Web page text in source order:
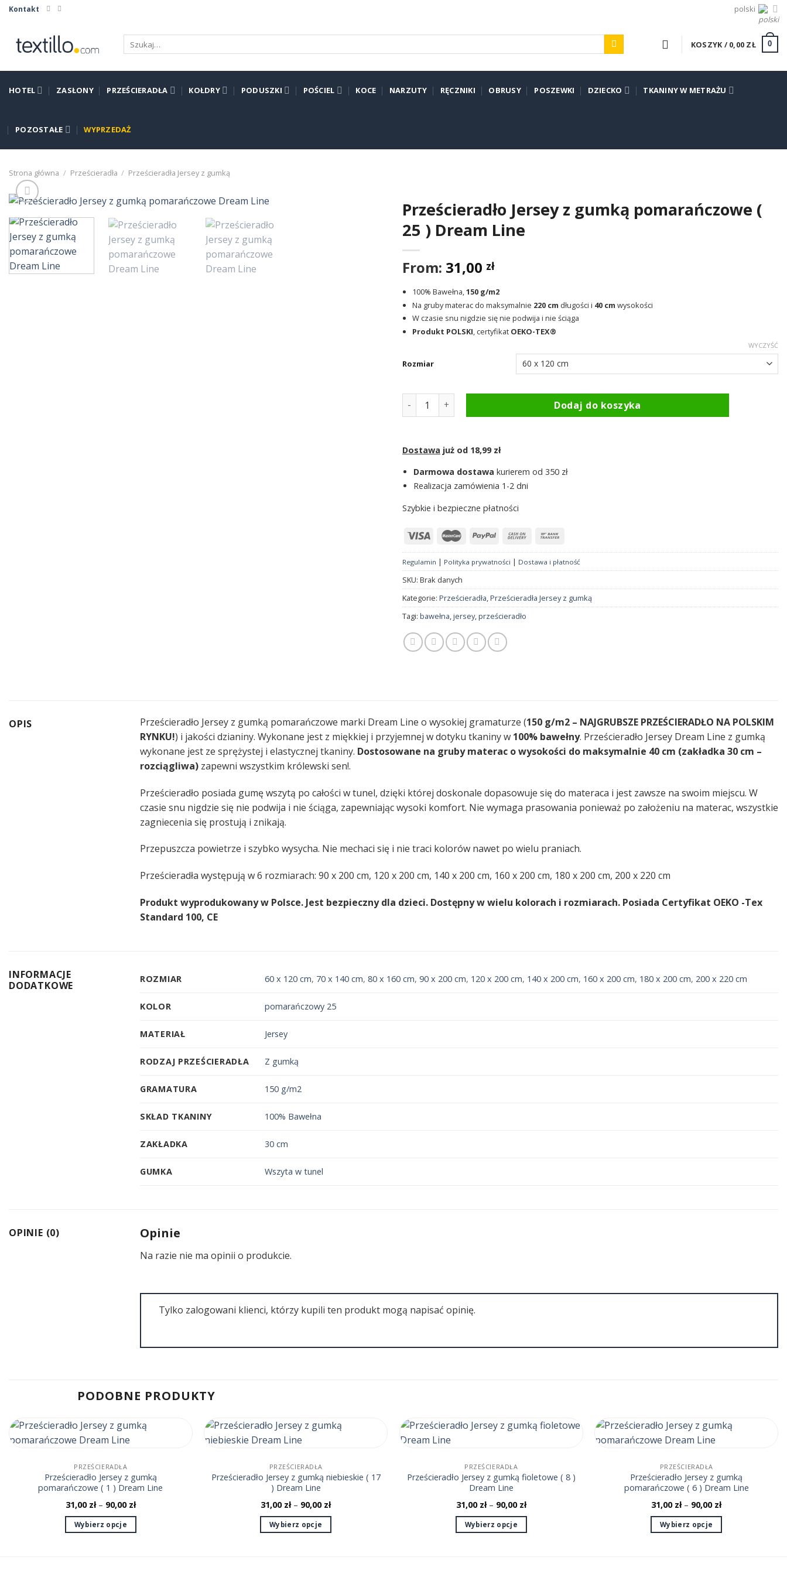
Skip
content
Kontakt polski
Szukaj: KOSZYK / 0,00 ZŁ 0
HOTEL ZASŁONY PRZEŚCIERADŁA KOŁDRY PODUSZKI POŚCIEL KOCE NARZUTY RĘCZNIKI OBRUSY POSZEWKI DZIECKO TKANINY W METRAŻU
POZOSTAŁE WYPRZEDAŻ
Strona główna / Prześcieradła / Prześcieradła Jersey z gumką
Prześcieradło Jersey z gumką pomarańczowe (
25 ) Dream Line
From: 31,00 zł
100% Bawełna,150 g/m2
Na gruby materac do maksymalnie 220 cm długości i 40 cm wysokości
W czasie snu nigdzie się nie podwija i nie ściąga
Produkt POLSKI, certyfikat OEKO-TEX®
Rozmiar
WYCZYŚĆ
ilość Prześcieradło Jersey z gumką pomarańczowe ( 25 ) Dream Line
Dodaj do koszyka
Dostawa już od 18,99 zł
Darmowa dostawa kurierem od 350 zł
Realizacja zamówienia 1-2 dni
Szybkie i bezpieczne płatności
Regulamin | Polityka prywatności | Dostawa i płatność
SKU: Brak danych
Kategorie: Prześcieradła,Prześcieradła Jersey z gumką
Tagi: bawełna,jersey,prześcieradło
OPIS Prześcieradło Jersey z gumką pomarańczowe marki Dream Line o wysokiej gramaturze (150 g/m2 – NAJGRUBSZE PRZEŚCIERADŁO NA POLSKIM
RYNKU!) i jakości dzianiny. Wykonane jest z miękkiej i przyjemnej w dotyku tkaniny w 100% bawełny. Prześcieradło Jersey Dream Line z gumką
wykonane jest ze sprężystej i elastycznej tkaniny. Dostosowane na gruby materac o wysokości do maksymalnie 40 cm (zakładka 30 cm –
rozciągliwa) zapewni wszystkim królewski sen!.
Prześcieradło posiada gumę wszytą po całości w tunel, dzięki której doskonale dopasowuje się do materaca i jest zawsze na swoim miejscu. W
czasie snu nigdzie się nie podwija i nie ściąga, zapewniając wysoki komfort. Nie wymaga prasowania ponieważ po założeniu na materac, wszystkie
zagniecenia się prostują i znikają.
Przepuszcza powietrze i szybko wysycha. Nie mechaci się i nie traci kolorów nawet po wielu praniach.
Prześcieradła występują w 6 rozmiarach: 90 x 200 cm, 120 x 200 cm, 140 x 200 cm, 160 x 200 cm, 180 x 200 cm, 200 x 220 cm
Produkt wyprodukowany w Polsce. Jest bezpieczny dla dzieci. Dostępny w wielu kolorach i rozmiarach. Posiada Certyfikat OEKO -Tex
Standard 100, CE
INFORMACJE
DODATKOWE
ROZMIAR 60 x 120 cm, 70 x 140 cm,80 x 160 cm,90 x 200 cm, 120 x 200 cm, 140 x 200 cm, 160 x 200 cm, 180 x 200 cm, 200 x 220 cm
KOLOR pomarańczowy 25
MATERIAŁ Jersey
RODZAJ PRZEŚCIERADŁA Z gumką
GRAMATURA 150 g/m2
SKŁAD TKANINY 100% Bawełna
ZAKŁADKA 30 cm
GUMKA Wszyta w tunel
OPINIE (0) Opinie
Na razie nie ma opinii o produkcie.
Tylko zalogowani klienci, którzy kupili ten produkt mogą napisać opinię.
PODOBNE PRODUKTY
PRZEŚCIERADŁA
Prześcieradło Jersey z gumką
pomarańczowe ( 1 ) Dream Line
31,00 zł– 90,00 zł
Wybierz opcje
PRZEŚCIERADŁA
Prześcieradło Jersey z gumką niebieskie ( 17
) Dream Line
31,00 zł– 90,00 zł
Wybierz opcje
PRZEŚCIERADŁA
Prześcieradło Jersey z gumką fioletowe ( 8 )
Dream Line
31,00 zł– 90,00 zł
Wybierz opcje
PRZEŚCIERADŁA
Prześcieradło Jersey z gumką
pomarańczowe ( 6 ) Dream Line
31,00 zł– 90,00 zł
Wybierz opcje